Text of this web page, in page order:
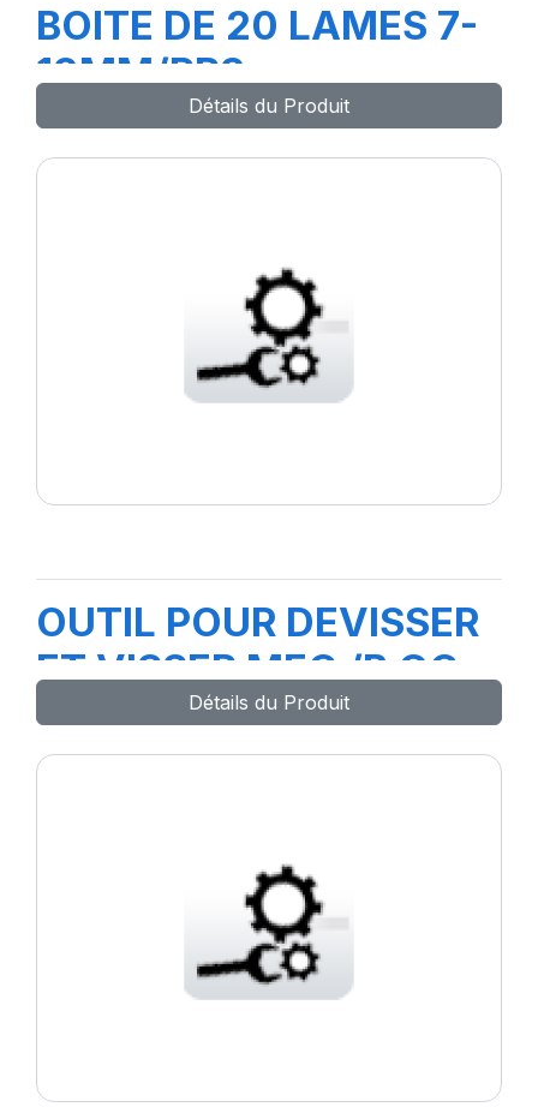
BOITE DE 20 LAMES 7-
13MM/PR3
Détails du Produit
OUTIL POUR DEVISSER
ET VISSER MEC /B GC
Détails du Produit